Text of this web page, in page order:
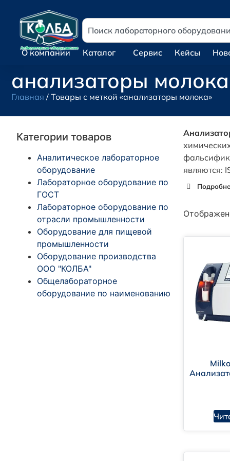
О компании Каталог Сервис Кейсы
анализаторы молока
Главная / Товары с меткой «анализаторы молока»
Категории товаров
Аналитическое лабораторное
оборудование
Лабораторное оборудование по
ГОСТ
Лабораторное оборудование по
отрасли промышленности
Оборудование для пищевой
промышленности
Оборудование производства
ООО "КОЛБА"
Общелабораторное
оборудование по наименованию
являются: